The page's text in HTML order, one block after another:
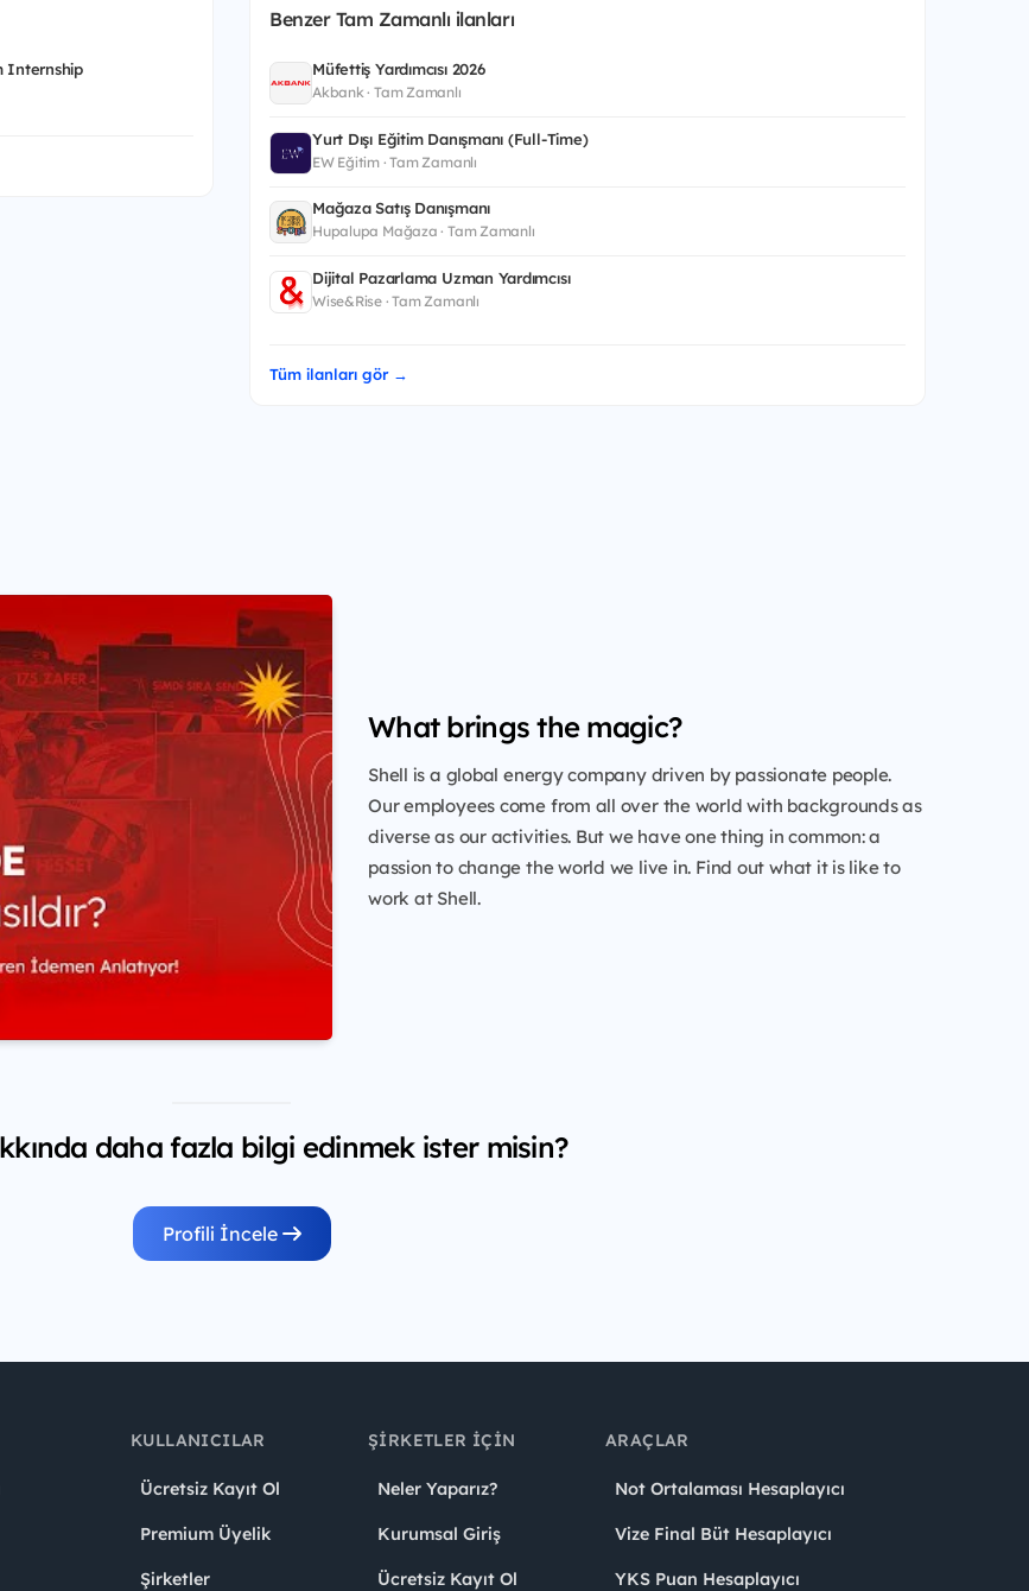
Internship
Benzer Tam Zamanlı ilanları
Müfettiş Yardımcısı 2026
Akbank · Tam Zamanlı
Yurt Dışı Eğitim Danışmanı (Full-Time)
EW Eğitim · Tam Zamanlı
Mağaza Satış Danışmanı
Hupalupa Mağaza · Tam Zamanlı
Dijital Pazarlama Uzman Yardımcısı
Wise&Rise · Tam Zamanlı
Tüm ilanları gör →
What brings the magic?
Shell is a global energy company driven by passionate people.
Our employees come from all over the world with backgrounds as
diverse as our activities. But we have one thing in common: a
passion to change the world we live in. Find out what it is like to
work at Shell.
daha fazla bilgi edinmek ister misin?
Profili İncele
KULLANICILAR
Ücretsiz Kayıt Ol
Premium Üyelik
Şirketler
ŞIRKETLER İÇIN
Neler Yaparız?
Kurumsal Giriş
Ücretsiz Kayıt Ol
ARAÇLAR
Not Ortalaması Hesaplayıcı
Vize Final Büt Hesaplayıcı
YKS Puan Hesaplayıcı